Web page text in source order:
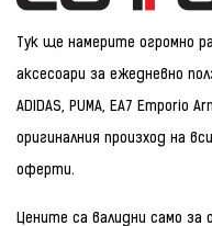
Тук ще намерите огромно
аксесоари за ежедневно
ADIDAS, PUMA, EA7 Emporio
оригиналния произход на
оферти.
Цените са валидни само за